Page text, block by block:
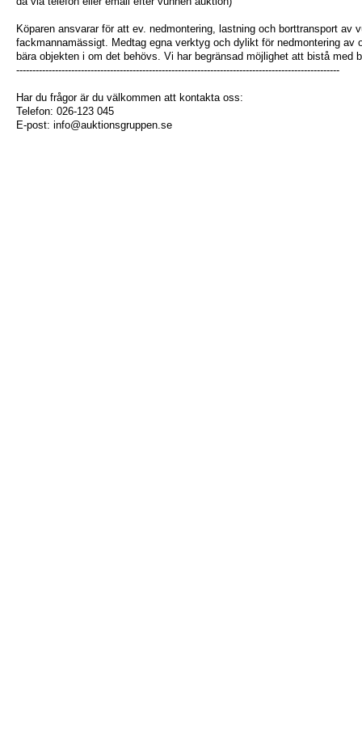
Köparen ansvarar för att ev. nedmontering, lastning och borttransport av
fackmannamässigt. Medtag egna verktyg och dylikt för nedmontering av
bära objekten i om det behövs. Vi har begränsad möjlighet att bistå med
----------------------------------------------------------------------------------------------------
Har du frågor är du välkommen att kontakta oss:
Telefon: 026-123 045
E-post: info@auktionsgruppen.se